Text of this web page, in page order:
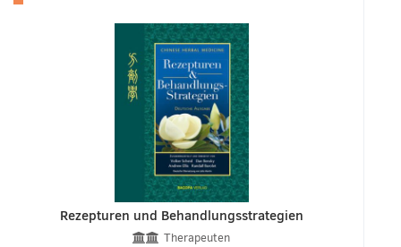
Rezepturen und Behandlungsstrategien
Therapeuten